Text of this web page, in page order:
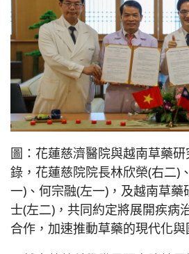
圖：花蓮慈濟醫院與越南草藥
錄，花蓮慈院院長林欣榮(右二)
一)、何宗融(左一)，及越南草
士(左二)，共同約定將展開疾病
合作，加速推動草藥的現代化與